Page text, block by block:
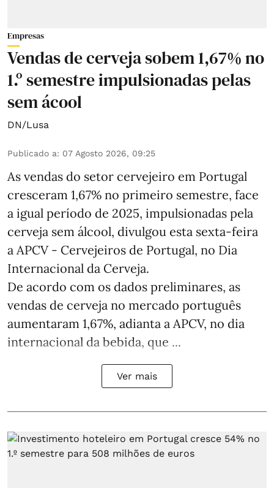
Empresas
Vendas de cerveja sobem 1,67% no
1.º semestre impulsionadas pelas
sem ácool
DN/Lusa
Publicado a: 07 Agosto 2026, 09:25
As vendas do setor cervejeiro em Portugal
cresceram 1,67% no primeiro semestre, face
a igual período de 2025, impulsionadas pela
cerveja sem álcool, divulgou esta sexta-feira
a APCV - Cervejeiros de Portugal, no Dia
Internacional da Cerveja.
De acordo com os dados preliminares, as
vendas de cerveja no mercado português
aumentaram 1,67%, adianta a APCV, no dia
internacional da bebida, que ...
Ver mais